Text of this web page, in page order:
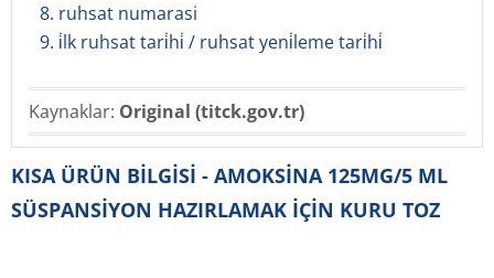
8. ruhsat numarasi
9. i̇lk ruhsat tari̇hi̇ / ruhsat yeni̇leme tari̇hi̇
Kaynaklar: Original (titck.gov.tr)
KISA ÜRÜN BİLGİSİ - AMOKSİNA 125MG/5 ML
SÜSPANSİYON HAZIRLAMAK İÇİN KURU TOZ